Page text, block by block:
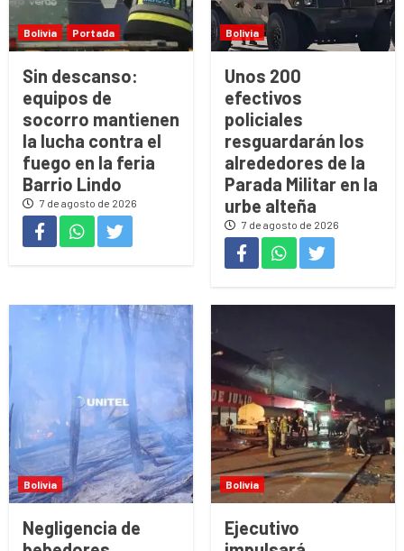
Bolivia Portada
Sin descanso:
equipos de
socorro mantienen
la lucha contra el
fuego en la feria
Barrio Lindo
7 de agosto de 2026
Bolivia
Unos 200
efectivos
policiales
resguardarán los
alrededores de la
Parada Militar en la
urbe alteña
7 de agosto de 2026
Bolivia
Negligencia de
Bolivia
Ejecutivo